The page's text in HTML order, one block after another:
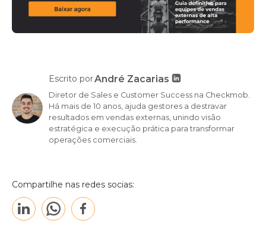
Escrito porAndré Zacarias
Diretor de Sales e Customer Success na Checkmob.
Há mais de 10 anos, ajuda gestores a destravar
resultados em vendas externas, unindo visão
estratégica e execução prática para transformar
operações comerciais.
Compartilhe nas redes socias: